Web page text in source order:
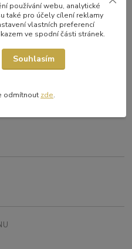
a Eje Cafetero
používání webu, analytické
také pro účely cílení reklamy
vlastních preferencí
ve spodní části stránek.
Souhlasím
odmítnout zde.